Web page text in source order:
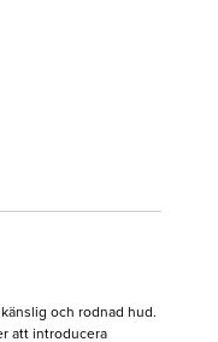
och rodnad hud.
att introducera